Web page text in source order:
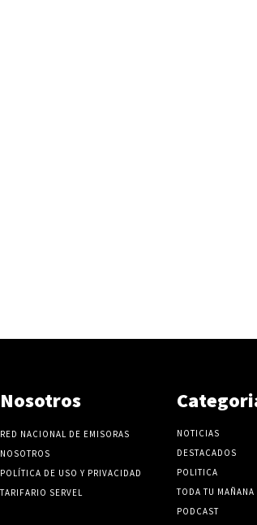
Nosotros
RED NACIONAL DE EMISORAS
NOSOTROS
POLÍTICA DE USO Y PRIVACIDAD
TARIFARIO SERVEL
NOTICIAS
DESTACADOS
POLITICA
TODA TU MAÑANA
PODCAST